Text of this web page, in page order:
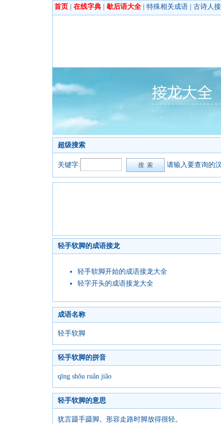
首页 在线字典 歇后语大全 特殊相关成语 古诗人
超级搜索
关键字: 请输入要查询的
轻手软脚的成语接龙
轻手软脚开始的成语接龙大全
轻字开头的成语接龙大全
成语名称
轻手软脚
轻手软脚的拼音
qīng shǒu ruǎn jiǎo
轻手软脚的意思
犹言蹑手蹑脚。形容走路时脚放得很轻。